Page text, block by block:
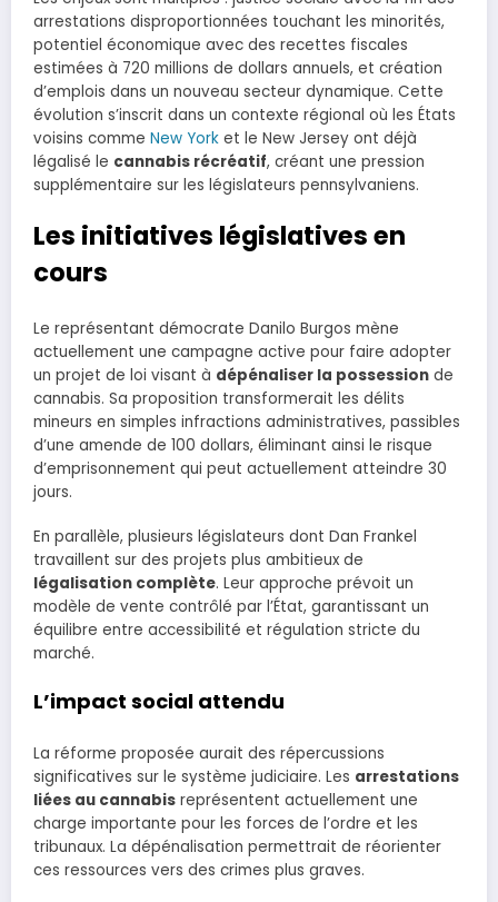
arrestations disproportionnées touchant les minorités,
potentiel économique avec des recettes fiscales
estimées à 720 millions de dollars annuels, et création
d’emplois dans un nouveau secteur dynamique. Cette
évolution s’inscrit dans un contexte régional où les États
voisins comme New York et le New Jersey ont déjà
légalisé le cannabis récréatif, créant une pression
supplémentaire sur les législateurs pennsylvaniens.
Les initiatives législatives en
cours
Le représentant démocrate Danilo Burgos mène
actuellement une campagne active pour faire adopter
un projet de loi visant à dépénaliser la possession de
cannabis. Sa proposition transformerait les délits
mineurs en simples infractions administratives, passibles
d’une amende de 100 dollars, éliminant ainsi le risque
d’emprisonnement qui peut actuellement atteindre 30
jours.
En parallèle, plusieurs législateurs dont Dan Frankel
travaillent sur des projets plus ambitieux de
légalisation complète. Leur approche prévoit un
modèle de vente contrôlé par l’État, garantissant un
équilibre entre accessibilité et régulation stricte du
marché.
L’impact social attendu
La réforme proposée aurait des répercussions
significatives sur le système judiciaire. Les arrestations
liées au cannabis représentent actuellement une
charge importante pour les forces de l’ordre et les
tribunaux. La dépénalisation permettrait de réorienter
ces ressources vers des crimes plus graves.